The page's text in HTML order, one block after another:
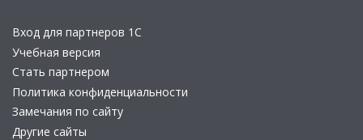
Вход для партнеров 1С
Учебная версия
Стать партнером
Политика конфиденциальности
Замечания по сайту
Другие сайты